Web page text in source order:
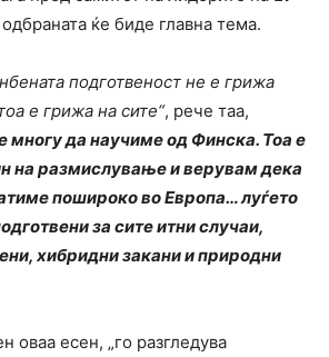
ќе биде главна тема.
подготвеност не е грижа
е грижа на сите“, рече таа,
многу да научиме од Финска. Тоа е
на размислување и верувам дека
пошироко во Европа… луѓето
за сите итни случаи,
хибридни закани и природни
оваа есен, „го разгледува